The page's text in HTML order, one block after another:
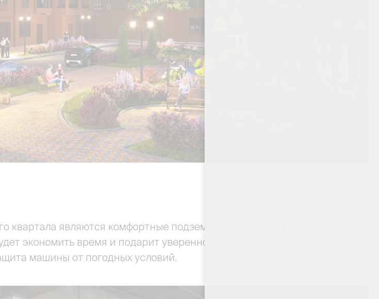
являются комфортные подземные и многоуровневые
экономить время и подарит уверенность в сохранности автомобиля.
машины от погодных условий.